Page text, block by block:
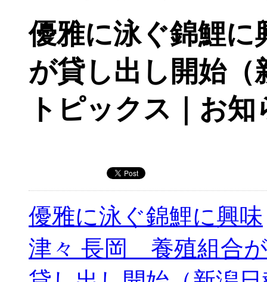
優雅に泳ぐ錦鯉
が貸し出し開始（
トピックス｜お知
優雅に泳ぐ錦鯉に興味
津々 長岡 養殖組合が